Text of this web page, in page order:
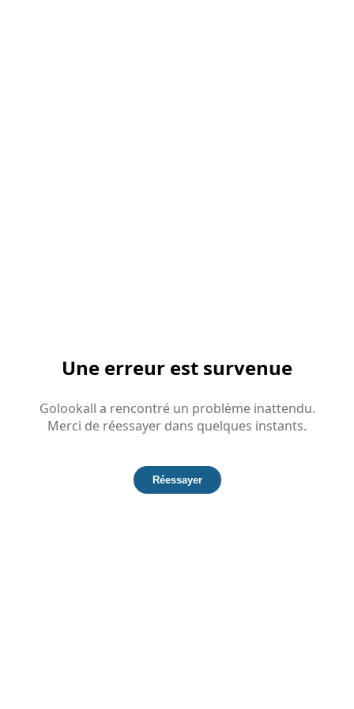
Une erreur est survenue
Golookall a rencontré un problème inattendu.
Merci de réessayer dans quelques instants.
Réessayer